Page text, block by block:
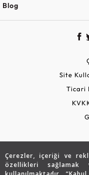
Çerezler, içeriği ve
özellikleri
Blog
Site
Ticari